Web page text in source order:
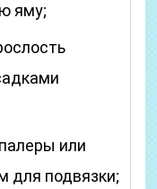
яму;
или
для подвязки;